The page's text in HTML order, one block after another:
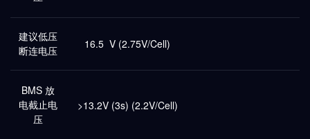
建议低压
断连电压
16.5 V (2.75V/Cell)
BMS 放
电截止电
压
>13.2V (3s) (2.2V/Cell)